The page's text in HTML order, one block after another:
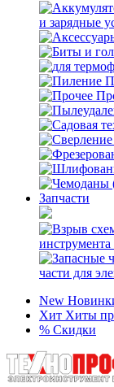
и зарядные
Запчасти
инструмента
части для
New
Хит Хиты
% Скидки